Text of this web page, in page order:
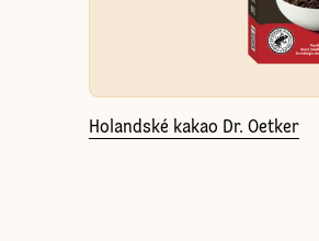
Holandské kakao Dr. Oetker